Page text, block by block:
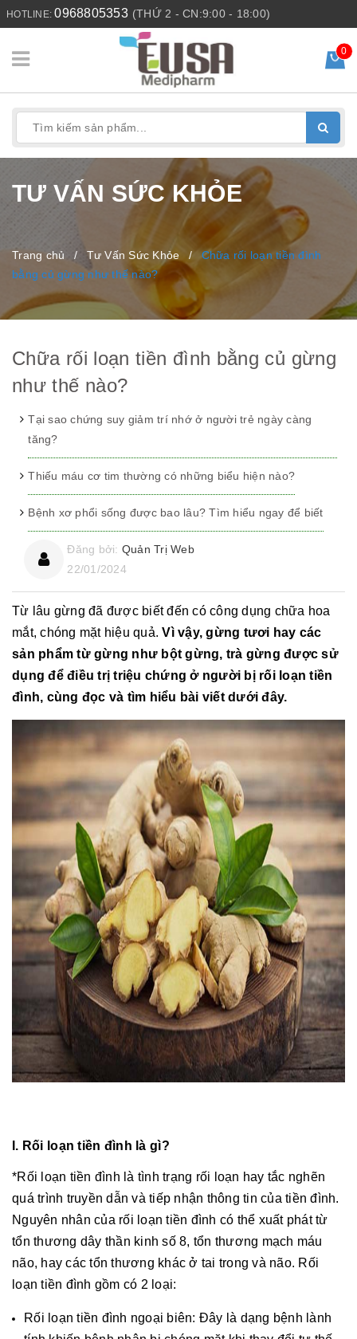
HOTLINE:0968805353 (THỨ 2 - CN:9:00 - 18:00)
0
TƯ VẤN SỨC KHỎE
Trang chủ / Tư Vấn Sức Khỏe / Chữa rối loạn tiền đình
bằng củ gừng như thế nào?
Chữa rối loạn tiền đình bằng củ gừng
như thế nào?
Tại sao chứng suy giảm trí nhớ ở người trẻ ngày càng
tăng?
Thiếu máu cơ tim thường có những biểu hiện nào?
Bệnh xơ phổi sống được bao lâu? Tìm hiểu ngay để biết
Đăng bởi: Quản Trị Web
22/01/2024
Từ lâu gừng đã được biết đến có công dụng chữa hoa
mắt, chóng mặt hiệu quả.Vì vậy, gừng tươi hay các
sản phẩm từ gừng như bột gừng, trà gừng được sử
dụng để điều trị triệu chứng ở người bị rối loạn tiền
đình, cùng đọc và tìm hiểu bài viết dưới đây.
I. Rối loạn tiền đình là gì?
*Rối loạn tiền đình là tình trạng rối loạn hay tắc nghẽn
quá trình truyền dẫn và tiếp nhận thông tin của tiền đình.
Nguyên nhân của rối loạn tiền đình có thể xuất phát từ
tổn thương dây thần kinh số 8, tổn thương mạch máu
não, hay các tổn thương khác ở tai trong và não. Rối
loạn tiền đình gồm có 2 loại:
Rối loạn tiền đình ngoại biên: Đây là dạng bệnh lành